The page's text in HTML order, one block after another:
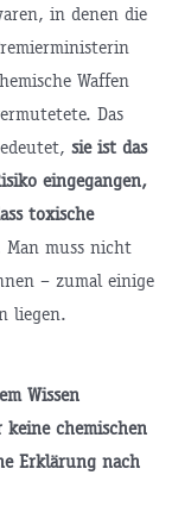
in denen die
Waffen
Das
sie ist das
eingegangen,
toxische
Man muss nicht
– zumal einige
liegen.
Wissen
chemischen
Erklärung nach